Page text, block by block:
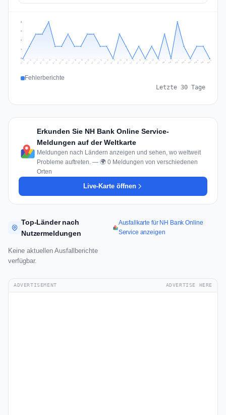
1
2
2
3
Jul 10 Jul 11 Jul 12 Jul 13 Jul 14 Jul 15 Jul 16 Jul 17 Jul 18 Jul 19 Jul 20 Jul 21 Jul 22 Jul 23 Jul 24 Jul 25 Jul 26 Jul 27 Jul 28 Jul 29 Jul 30 Jul 31 Aug 1 Aug 2 Aug 3 Aug 4 Aug 5 Aug 6 Aug 7 Aug 8
Fehlerberichte
Letzte 30 Tage
Erkunden Sie NH Bank Online Service-
Meldungen auf der Weltkarte
Meldungen nach Ländern anzeigen und sehen, wo weltweit
Probleme auftreten. — 🌍 0 Meldungen von verschiedenen
Orten
Live-Karte öffnen
Top-Länder nach
Nutzermeldungen
Ausfallkarte für NH Bank Online
Service anzeigen
Keine aktuellen Ausfallberichte
verfügbar.
ADVERTISEMENT ADVERTISE HERE